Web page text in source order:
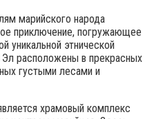
марийского народа
приключение, погружающее
уникальной этнической
расположены в прекрасных
густыми лесами и
храмовый комплекс